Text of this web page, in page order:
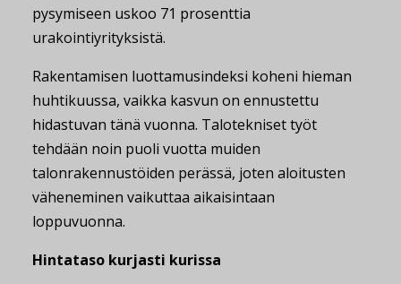
pysymiseen uskoo 71 prosenttia
urakointiyrityksistä.
Rakentamisen luottamusindeksi koheni hieman
huhtikuussa, vaikka kasvun on ennustettu
hidastuvan tänä vuonna. Talotekniset työt
tehdään noin puoli vuotta muiden
talonrakennustöiden perässä, joten aloitusten
väheneminen vaikuttaa aikaisintaan
loppuvuonna.
Hintataso kurjasti kurissa